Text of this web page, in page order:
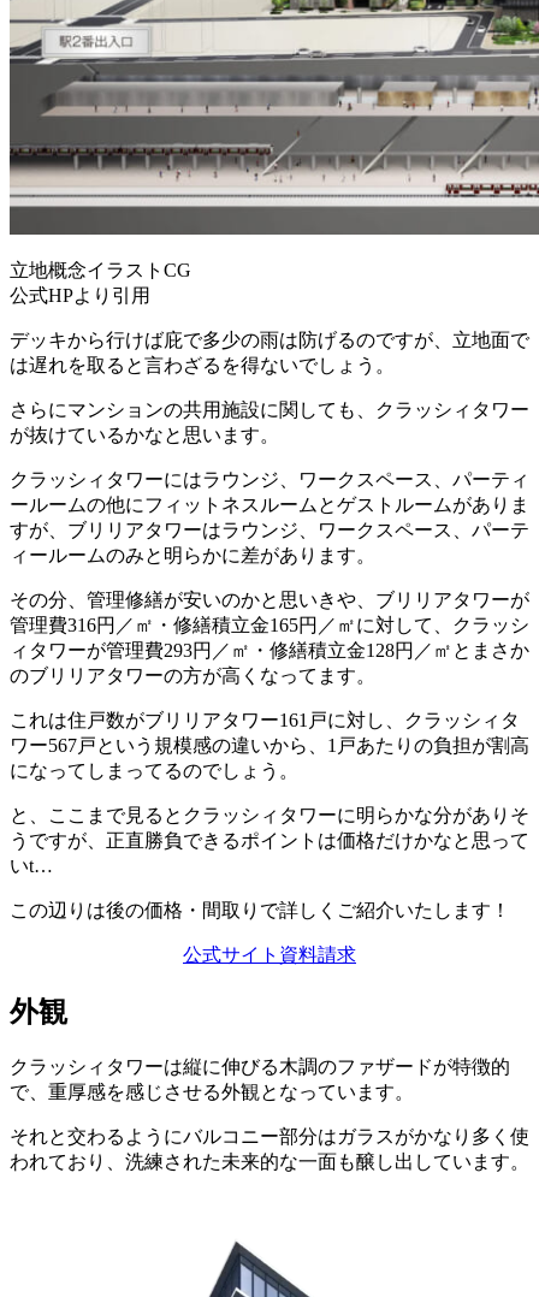
立地概念イラストCG
公式HPより引用
デッキから行けば庇で多少の雨は防げるのですが、立地面で
は遅れを取ると言わざるを得ないでしょう。
さらにマンションの共用施設に関しても、クラッシィタワー
が抜けているかなと思います。
クラッシィタワーにはラウンジ、ワークスペース、パーティ
ールームの他にフィットネスルームとゲストルームがありま
すが、 ブリリアタワーはラウンジ、ワークスペース、パーテ
ィールームのみと明らかに差があります。
その分、管理修繕が安いのかと思いきや、ブリリアタワーが
管理費316円／㎡・修繕積立金165円／㎡に対して、クラッシ
ィタワーが管理費293円／㎡・修繕積立金128円／㎡とまさか
のブリリアタワーの方が高くなってます。
これは住戸数がブリリアタワー161戸に対し、クラッシィタ
ワー567戸という規模感の違いから、1戸あたりの負担が割高
になってしまってるのでしょう。
と、ここまで見るとクラッシィタワーに明らかな分がありそ
うですが、正直勝負できるポイントは価格だけかなと思って
いt…
この辺りは後の価格・間取りで詳しくご紹介いたします！
公式サイト 資料請求
外観
クラッシィタワーは縦に伸びる木調のファザードが特徴的
で、重厚感を感じさせる外観となっています。
それと交わるようにバルコニー部分はガラスがかなり多く使
われており、洗練された未来的な一面も醸し出しています。